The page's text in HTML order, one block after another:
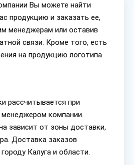
Вы можете найти
продукцию и заказать ее,
менеджерам или оставив
связи. Кроме того, есть
на продукцию логотипа
рассчитывается при
компании.
зависит от зоны доставки,
Доставка заказов
Калуга и области.